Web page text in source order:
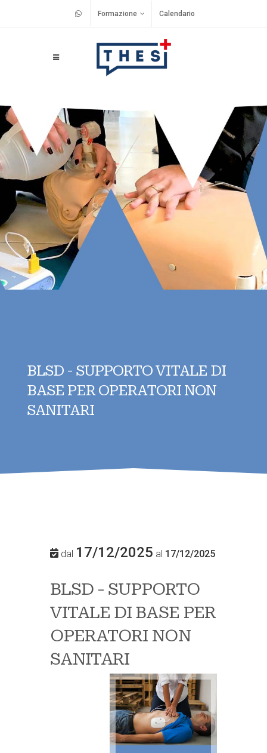
Formazione Calendario
BLSD - SUPPORTO VITALE DI
BASE PER OPERATORI NON
SANITARI
dal 17/12/2025 al 17/12/2025
BLSD - SUPPORTO
VITALE DI BASE PER
OPERATORI NON
SANITARI